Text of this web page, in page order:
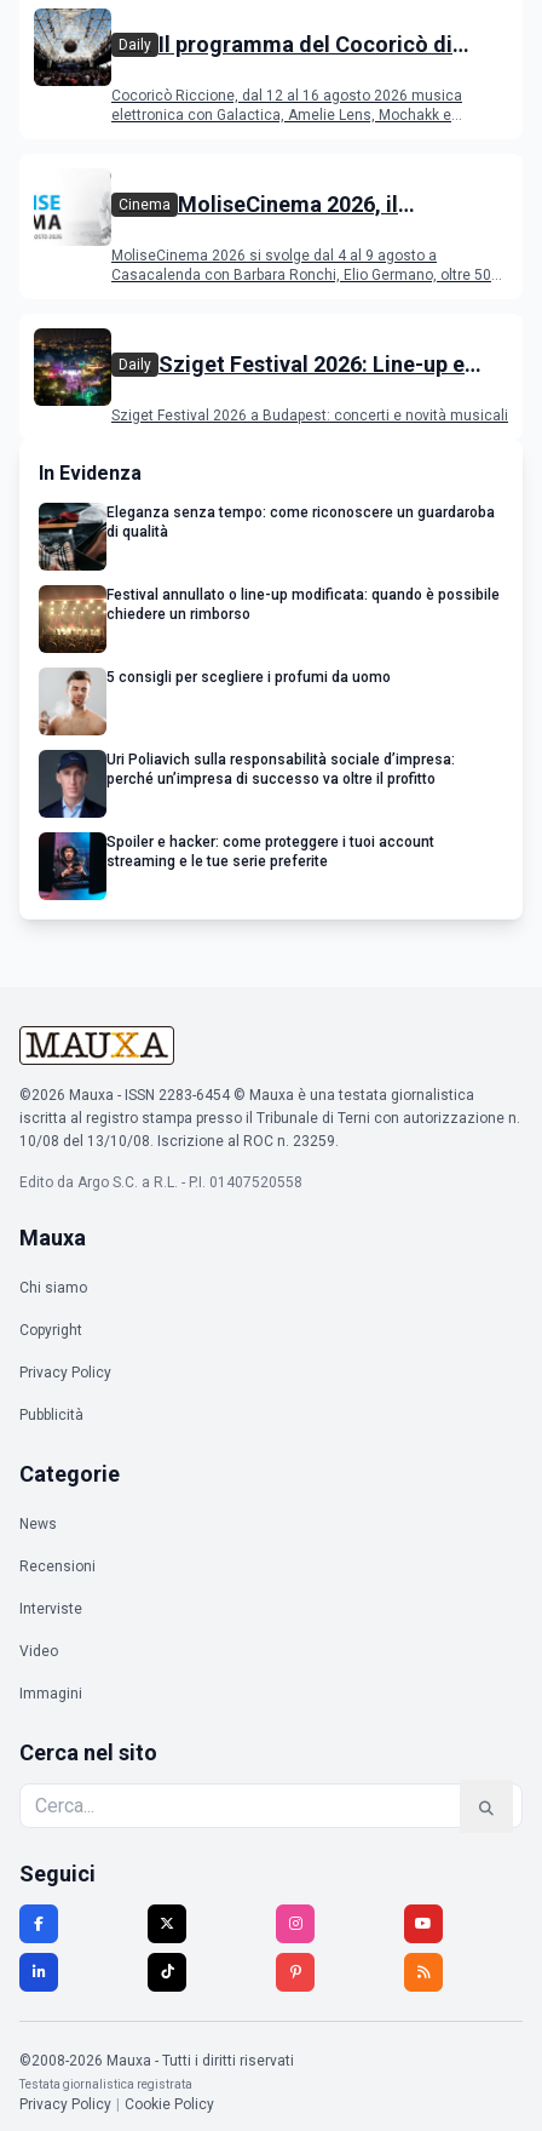
Daily Il programma del Cocoricò di
Cocoricò Riccione, dal 12 al 16 agosto 2026 musica
elettronica con Galactica, Amelie Lens, Mochakk e
Cinema MoliseCinema 2026, il
MoliseCinema 2026 si svolge dal 4 al 9 agosto a
Casacalenda con Barbara Ronchi, Elio Germano, oltre 50
Daily Sziget Festival 2026: Line-up e
Sziget Festival 2026 a Budapest: concerti e novità musicali
In Evidenza
Eleganza senza tempo: come riconoscere un guardaroba
di qualità
Festival annullato o line-up modificata: quando è possibile
chiedere un rimborso
5 consigli per scegliere i profumi da uomo
Uri Poliavich sulla responsabilità sociale d’impresa:
perché un’impresa di successo va oltre il profitto
Spoiler e hacker: come proteggere i tuoi account
streaming e le tue serie preferite
©2026 Mauxa - ISSN 2283-6454 © Mauxa è una testata giornalistica
iscritta al registro stampa presso il Tribunale di Terni con autorizzazione n.
10/08 del 13/10/08. Iscrizione al ROC n. 23259.
Edito da Argo S.C. a R.L. - P.I. 01407520558
Mauxa
Chi siamo
Copyright
Privacy Policy
Pubblicità
Categorie
News
Recensioni
Interviste
Video
Immagini
Cerca nel sito
Seguici
©2008-2026 Mauxa - Tutti i diritti riservati
Testata giornalistica registrata
Privacy Policy Cookie Policy